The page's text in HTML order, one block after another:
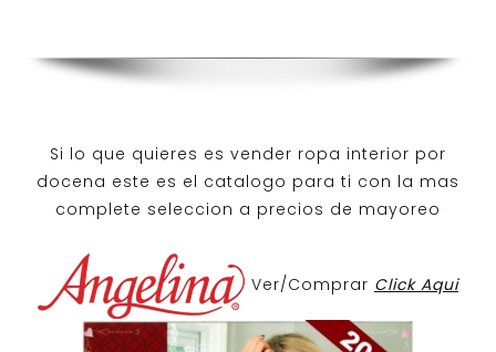
Si lo que quieres es vender ropa interior por
docena este es el catalogo para ti con la mas
complete seleccion a precios de mayoreo
Ver/Comprar Click Aqui